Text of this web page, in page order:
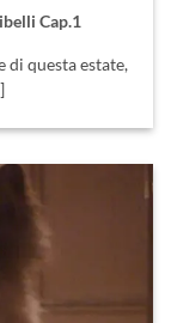
Cap.1
di questa estate,